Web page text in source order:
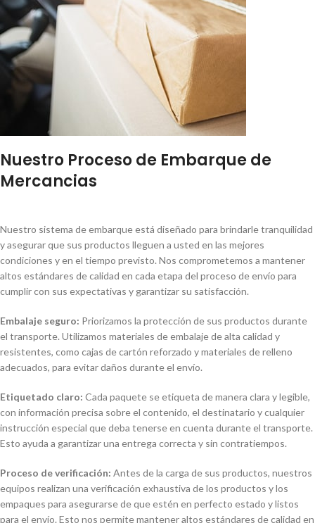
Nuestro Proceso de Embarque de
Mercancias
Nuestro sistema de embarque está diseñado para brindarle tranquilidad
y asegurar que sus productos lleguen a usted en las mejores
condiciones y en el tiempo previsto. Nos comprometemos a mantener
altos estándares de calidad en cada etapa del proceso de envío para
cumplir con sus expectativas y garantizar su satisfacción.
Embalaje seguro: Priorizamos la protección de sus productos durante
el transporte. Utilizamos materiales de embalaje de alta calidad y
resistentes, como cajas de cartón reforzado y materiales de relleno
adecuados, para evitar daños durante el envío.
Etiquetado claro: Cada paquete se etiqueta de manera clara y legible,
con información precisa sobre el contenido, el destinatario y cualquier
instrucción especial que deba tenerse en cuenta durante el transporte.
Esto ayuda a garantizar una entrega correcta y sin contratiempos.
Proceso de verificación: Antes de la carga de sus productos, nuestros
equipos realizan una verificación exhaustiva de los productos y los
empaques para asegurarse de que estén en perfecto estado y listos
para el envío. Esto nos permite mantener altos estándares de calidad en